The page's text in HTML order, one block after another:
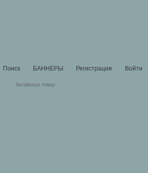
Поиск БАННЕРЫ Регистрация Войти
Активные темы